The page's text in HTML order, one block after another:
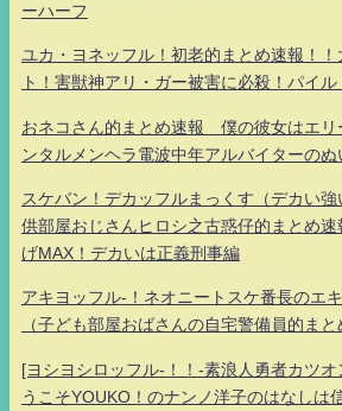
ーハーフ
ユカ・ヨネッフル！初老的まとめ速報！
ト！害獣神アリ・ガー被害に必殺！パイル
おネコさん的まとめ速報 僕の彼女はエリ
ンタルメンヘラ電波中年アルバイターの
スケバン！デカッフルまっくす（デカい
供部屋おじさんヒロシ之古惑仔的まとめ速
げMAX！デカいは正義刑事編
アキヨッフル-！ネオニートスケ番長のエ
（子ども部屋おばさんの自宅警備員的まと
[ヨシヨシロッフル-！！-素浪人勇者カツオ
うこそYOUKO！のナンノ洋子のはなしは